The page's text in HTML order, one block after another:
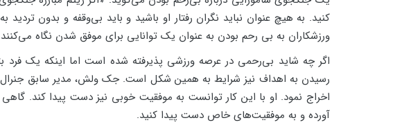
کنید. به هیچ عنوان نباید نگران رفتار او باشید و باید بی‌وقفه و بدون تردید
ورزشکاران به بی رحم بودن به عنوان یک توانایی برای موفق شدن نگاه
اگر چه شاید بی‌رحمی در عرصه ورزشی پذیرفته شده است اما اینکه یک
رسیدن به اهداف نیز شرایط به همین شکل است. جک ولش، مدیر سابق جنرال
اخراج نمود. او با این کار توانست به موفقیت خوبی نیز دست پیدا کند.
آورده و به موفقیت‌های خاص دست پیدا کنید.